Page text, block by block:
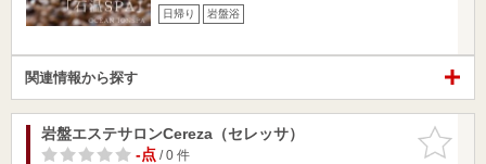
日帰り 岩盤浴
関連情報から探す
お気に入
りに追加
岩盤エステサロンCereza（セレッサ）
-点/ 0 件